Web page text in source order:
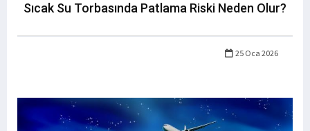
Sıcak Su Torbasında Patlama Riski Neden Olur?
25 Oca 2026